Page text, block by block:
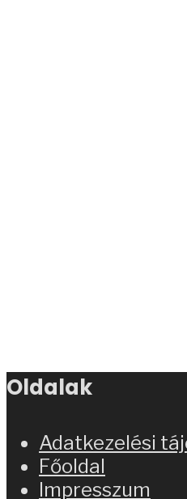
Oldalak
Adatkezelési
Főoldal
Impresszum